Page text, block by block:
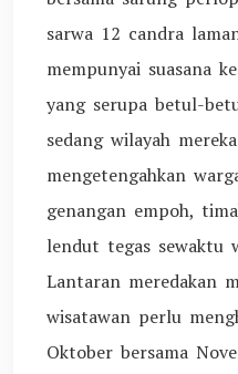
sarwa 12 candra
mempunyai suasana
yang serupa betul-
sedang wilayah
mengetengahkan
genangan empoh,
lendut tegas sewaktu
Lantaran meredakan
wisatawan perlu
Oktober bersama